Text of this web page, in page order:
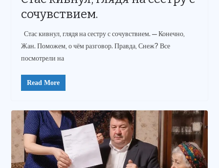
сочувствием.
Стас кивнул, глядя на сестру с сочувствием. — Конечно,
Жан. Поможем, о чём разговор. Правда, Снеж? Все
посмотрели на
Read More